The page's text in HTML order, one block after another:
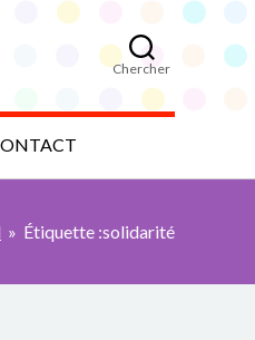
Chercher
» Étiquette :solidarité